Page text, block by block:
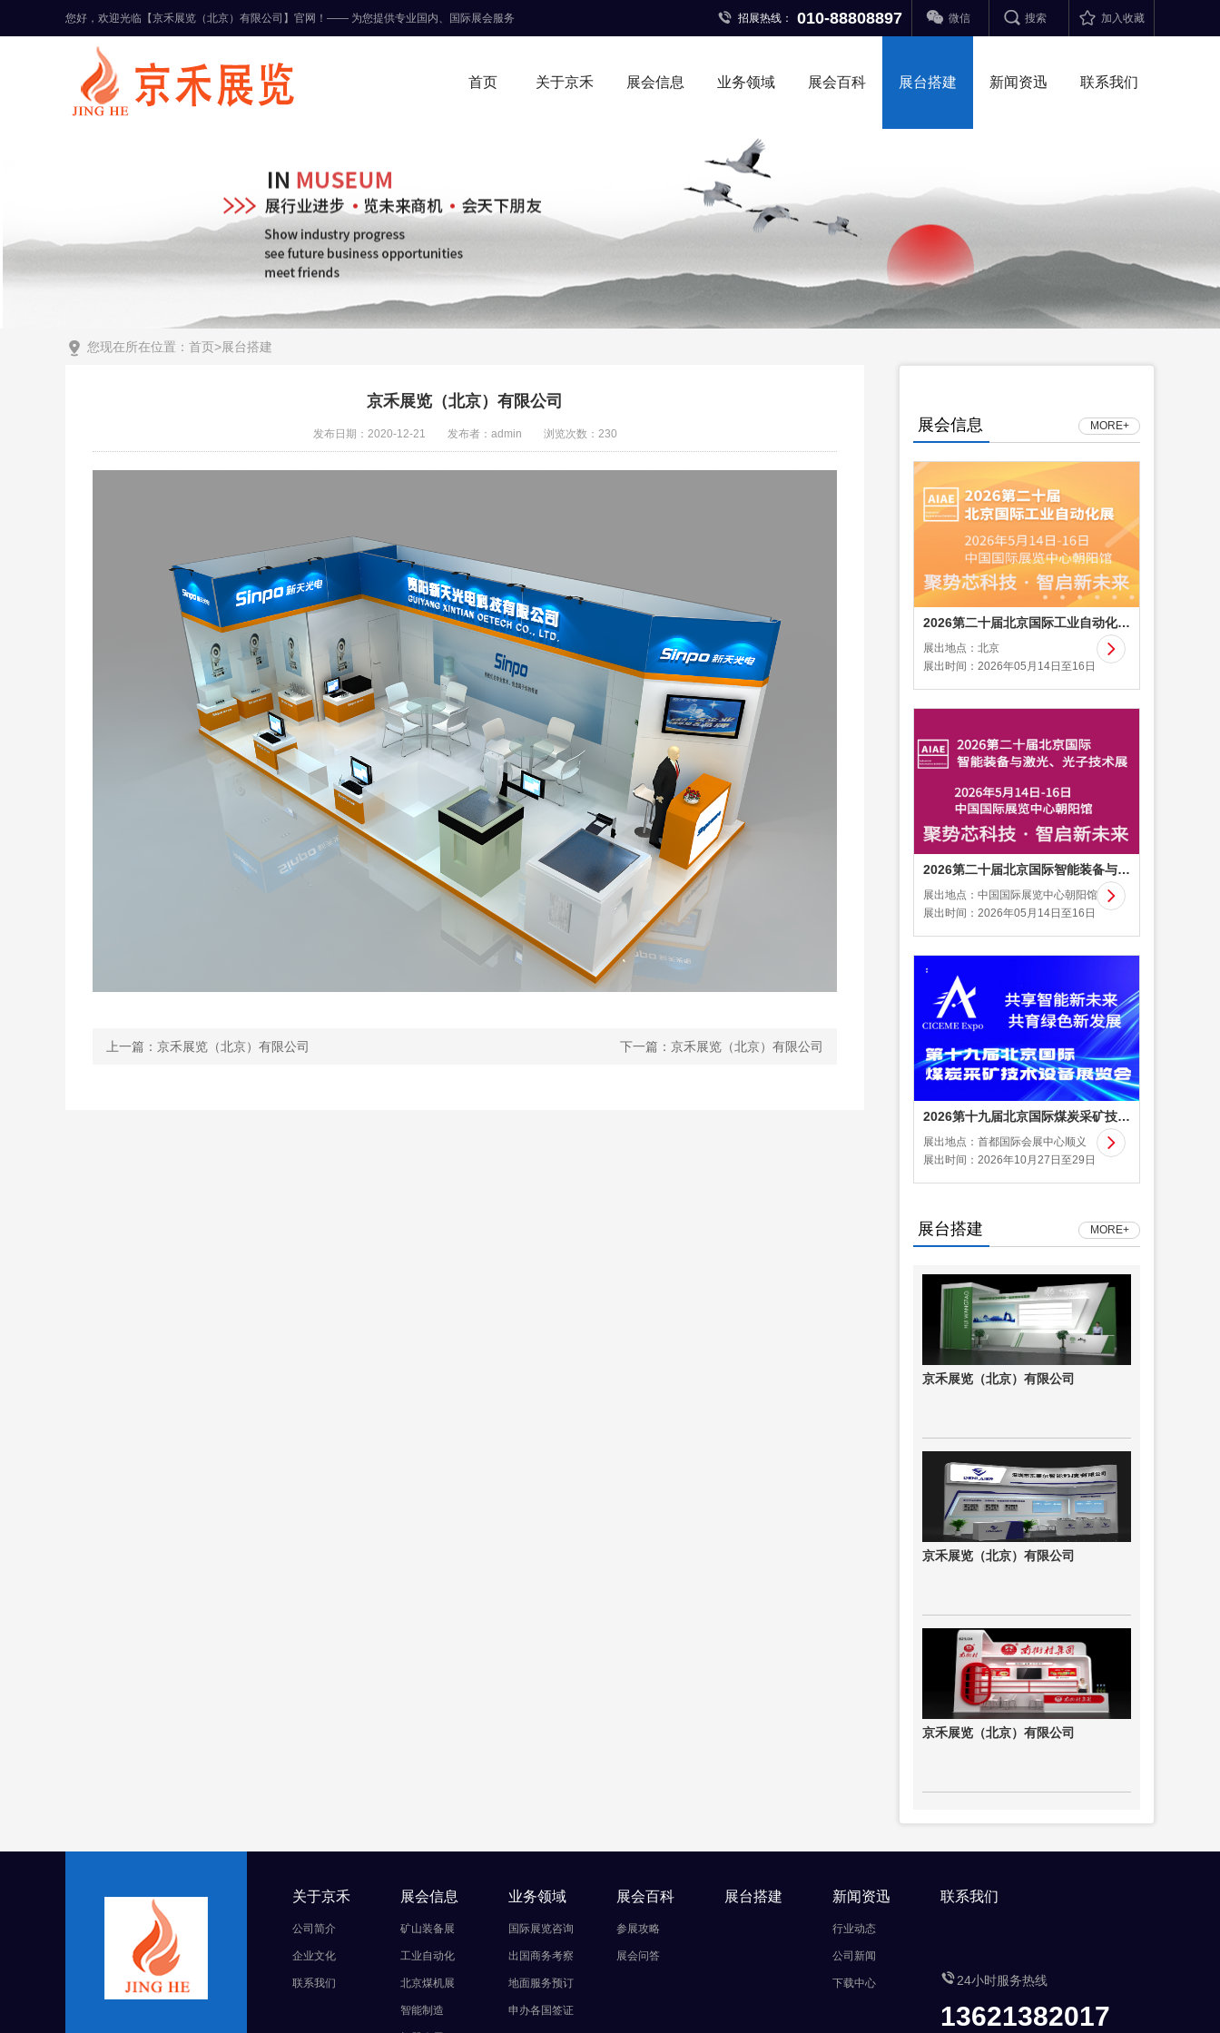
您好，欢迎光临【京禾展览（北京）有限公司】官网！—— 为您提供专业国内、国际展会服务  招展热线： 010-88808897  微信  搜索  加入收藏
首页 关于京禾 展会信息 业务领域 展会百科 展台搭建 新闻资迅 联系我们
 您现在所在位置： 首页>展台搭建
京禾展览（北京）有限公司
发布日期：2020-12-21 发布者：admin 浏览次数：230
上一篇：京禾展览（北京）有限公司 下一篇：京禾展览（北京）有限公司
展会信息 MORE+
2026第二十届北京国际工业自动化展览会
展出地点：北京
展出时间：2026年05月14日至16日

2026第二十届北京国际智能装备与激光、光子技术展览会
展出地点：中国国际展览中心朝阳馆
展出时间：2026年05月14日至16日

2026第十九届北京国际煤炭采矿技术及设备展览会
展出地点：首都国际会展中心顺义
展出时间：2026年10月27日至29日

展台搭建 MORE+
京禾展览（北京）有限公司
京禾展览（北京）有限公司
京禾展览（北京）有限公司
关于京禾
公司简介
企业文化
联系我们
展会信息
矿山装备展
工业自动化
北京煤机展
智能制造
业务领域
国际展览咨询
出国商务考察
地面服务预订
申办各国签证
展会百科
参展攻略
展会问答
展台搭建 新闻资迅
行业动态
公司新闻
下载中心
联系我们
24小时服务热线
13621382017